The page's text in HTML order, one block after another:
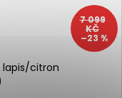
7 099
KČ
–23 %
lapis/citron